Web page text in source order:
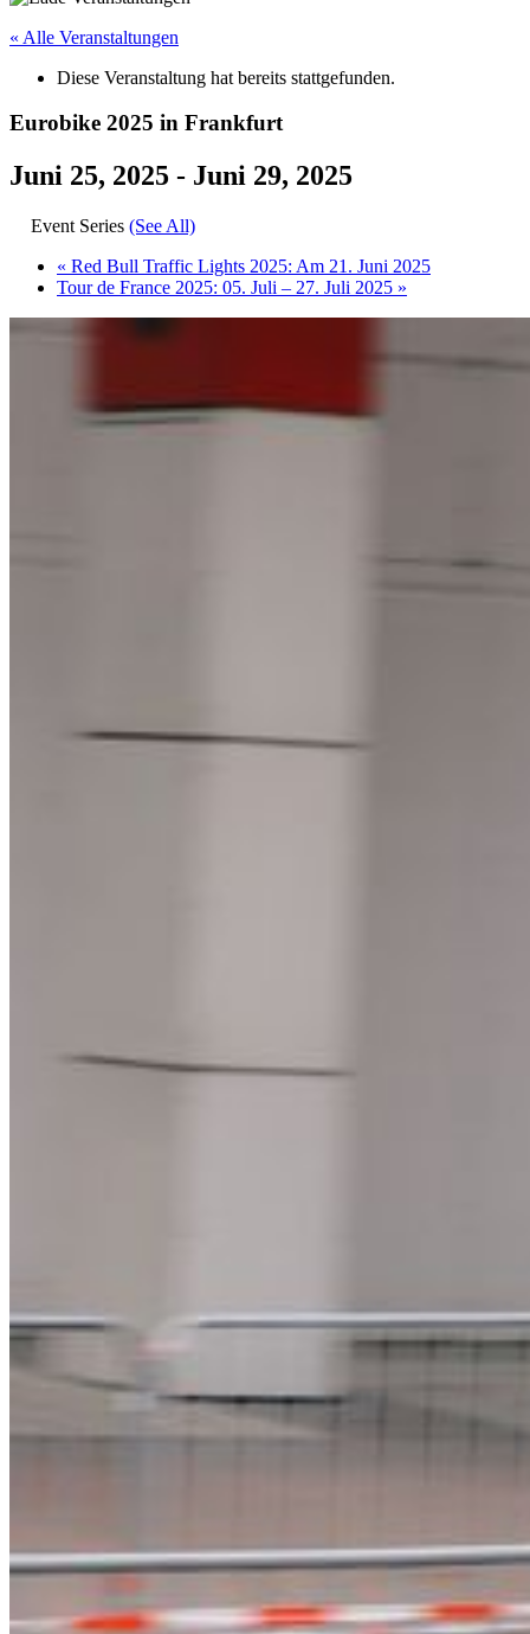
« Alle Veranstaltungen
Diese Veranstaltung hat bereits stattgefunden.
Eurobike 2025 in Frankfurt
Juni 25, 2025 - Juni 29, 2025
Event Series (See All)
« Red Bull Traffic Lights 2025: Am 21. Juni 2025
Tour de France 2025: 05. Juli – 27. Juli 2025 »